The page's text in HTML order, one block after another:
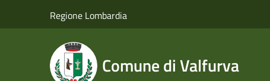
Regione Lombardia
Comune di Valfurva